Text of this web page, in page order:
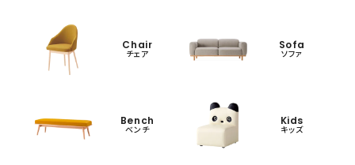
Chair
チェア
Sofa
ソファ
Bench
ベンチ
Kids
キッズ